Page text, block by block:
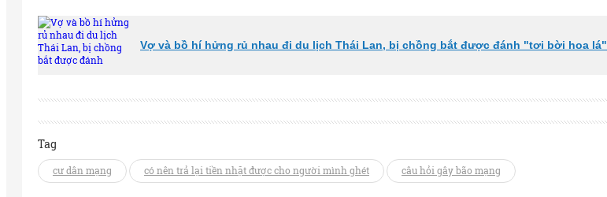
Vợ và bồ hí hửng rủ nhau đi du lịch Thái Lan, bị chồng bắt được đánh "tơi bời hoa lá"
Tag
cư dân mạng có nên trả lại tiền nhặt được cho người mình ghét câu hỏi gây bão mạng